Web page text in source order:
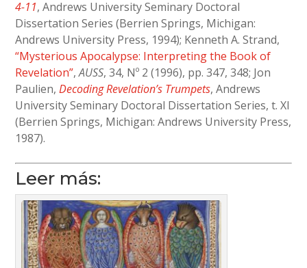
4-11, Andrews University Seminary Doctoral
Dissertation Series (Berrien Springs, Michigan:
Andrews University Press, 1994); Kenneth A. Strand,
“Mysterious Apocalypse: Interpreting the Book of
Revelation”,AUSS, 34, Nº 2 (1996), pp. 347, 348; Jon
Paulien,Decoding Revelation’s Trumpets, Andrews
University Seminary Doctoral Dissertation Series, t. XI
(Berrien Springs, Michigan: Andrews University Press,
1987).
Leer más: